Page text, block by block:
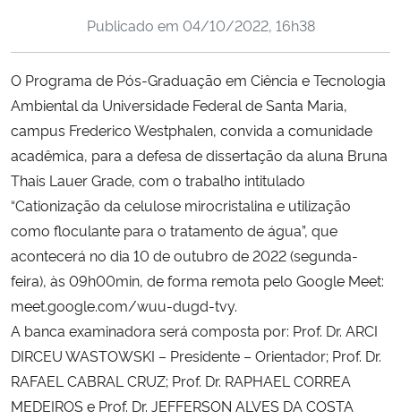
Ministério do Desenvolvimento Regional
Controladoria-Geral da União
Ministério da Mulher, da Família e dos Direitos Humanos
Secretaria-Geral
Advocacia-Geral da União
Publicado em 04/10/2022, 16h38
O Programa de Pós-Graduação em Ciência e Tecnologia
Ambiental da Universidade Federal de Santa Maria,
campus Frederico Westphalen, convida a comunidade
acadêmica, para a defesa de dissertação da aluna Bruna
Thais Lauer Grade, com o trabalho intitulado
“Cationização da celulose mirocristalina e utilização
como floculante para o tratamento de água”, que
acontecerá no dia 10 de outubro de 2022 (segunda-
feira), às 09h00min, de forma remota pelo Google Meet:
meet.google.com/wuu-dugd-tvy.
A banca examinadora será composta por: Prof. Dr. ARCI
DIRCEU WASTOWSKI – Presidente – Orientador; Prof. Dr.
RAFAEL CABRAL CRUZ; Prof. Dr. RAPHAEL CORREA
MEDEIROS e Prof. Dr. JEFFERSON ALVES DA COSTA